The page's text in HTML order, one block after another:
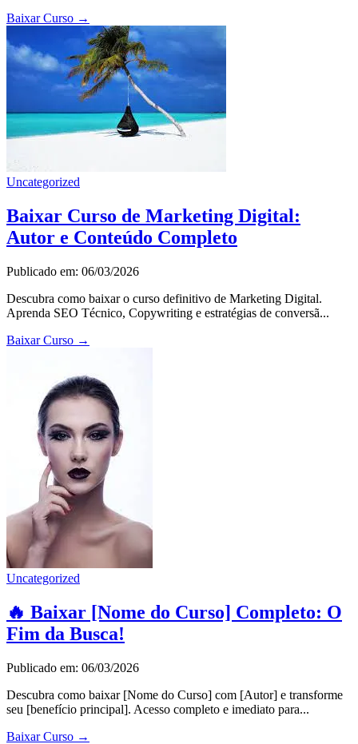
Baixar Curso →
Uncategorized
Baixar Curso de Marketing Digital:
Autor e Conteúdo Completo
Publicado em: 06/03/2026
Descubra como baixar o curso definitivo de Marketing Digital.
Aprenda SEO Técnico, Copywriting e estratégias de conversã...
Baixar Curso →
Uncategorized
🔥 Baixar [Nome do Curso] Completo: O
Fim da Busca!
Publicado em: 06/03/2026
Descubra como baixar [Nome do Curso] com [Autor] e transforme
seu [benefício principal]. Acesso completo e imediato para...
Baixar Curso →